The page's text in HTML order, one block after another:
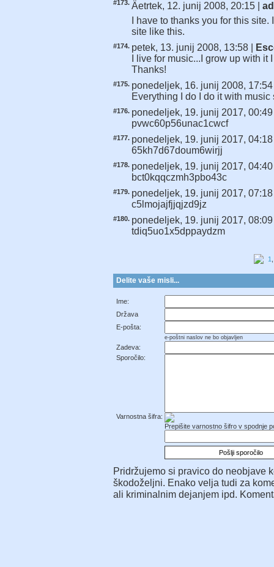
#173. Äetrtek, 12. junij 2008, 20:15 |
I have to thanks you for this
site like this.
#174. petek, 13. junij 2008, 13:58 |
I live for music...I grow up with
Thanks!
#175. ponedeljek, 16. junij 2008,
Everything I do I do it with
#176. ponedeljek, 19. junij 2017,
pvwc60p56unac1cwcf
#177. ponedeljek, 19. junij 2017,
65kh7d67doum6wirjj
#178. ponedeljek, 19. junij 2017,
bct0kqqczmh3pbo43c
#179. ponedeljek, 19. junij 2017,
c5lmojajfjjqjzd9jz
#180. ponedeljek, 19. junij 2017,
tdiq5uo1x5dppaydzm
1
Delite vaše misli...
Ime:
Država
E-pošta:
e-poštni naslov ne bo objavljen
Zadeva:
Sporočilo:
Varnostna šifra:
Prepišite varnostno šifro v spodnje
Pridržujemo si pravico do neobjave
škodoželjni. Enako velja tudi za
ali kriminalnim dejanjem ipd.